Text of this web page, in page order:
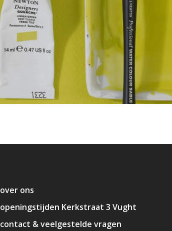
over ons
openingstijden Kerkstraat 3 Vught
contact & veelgestelde vragen